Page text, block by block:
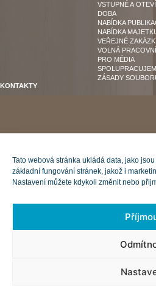
Tato webová stránka ukládá data, jako
základní fungování stránek, jakož i
Nastavení můžete kdykoli změnit nebo
VSTUPNÉ A
DOBA
NABÍDKA
NABÍDKA
VEŘEJNÉ
VOLNÁ
PRO MÉDIA
ZÁSADY
KONTAKTY